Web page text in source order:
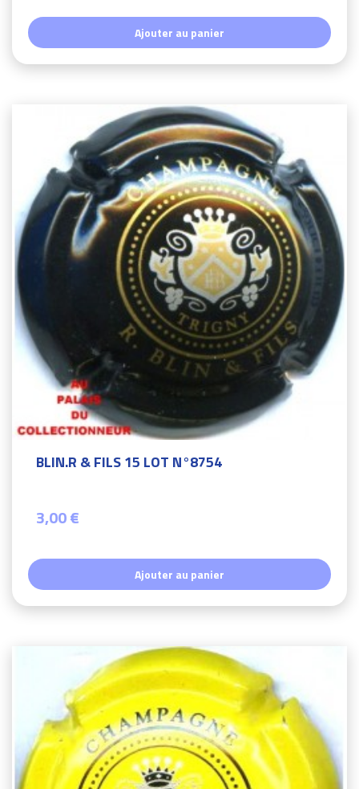
Ajouter au panier
BLIN.R & FILS 15 LOT N°8754
3,00 €
Ajouter au panier